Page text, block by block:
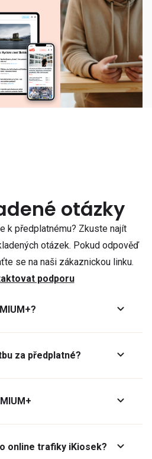
otázky
k předplatnému? Zkuste najít
otázek. Pokud odpověď
se na naši zákaznickou linku.
podporu
za předplatné?
online trafiky iKiosek?